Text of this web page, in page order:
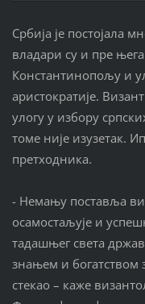
Србија је постојала
владари су и пре
Константинопољу и
аристократије.
улогу у избору
томе није изузетак.
претходника.
- Немању поставља
осамостаљује и
тадашњег света
знањем и богатством
стекао – каже